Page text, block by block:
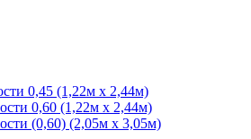
0,45 (1,22м х 2,44м)
0,60 (1,22м х 2,44м)
(0,60) (2,05м х 3,05м)